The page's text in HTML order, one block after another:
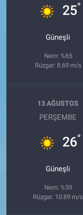
25°
Güneşli
Nem: %65
Rüzgar: 8.69 m/s
13 AĞUSTOS
PERŞEMBE
26°
Güneşli
Nem: %59
Rüzgar: 10.89 m/s